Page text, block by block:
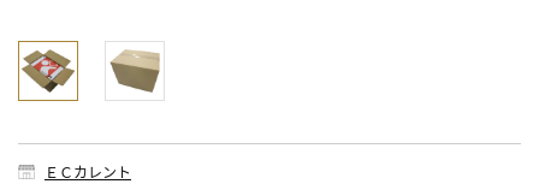
ＥＣカレント